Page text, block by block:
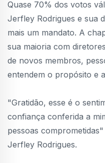
Quase 70% dos votos
Jerfley Rodrigues e sua
mais um mandato. A
sua maioria com
de novos membros,
entendem o propósito e
"Gratidão, esse é o
confiança conferida a
pessoas
Jerfley Rodrigues.